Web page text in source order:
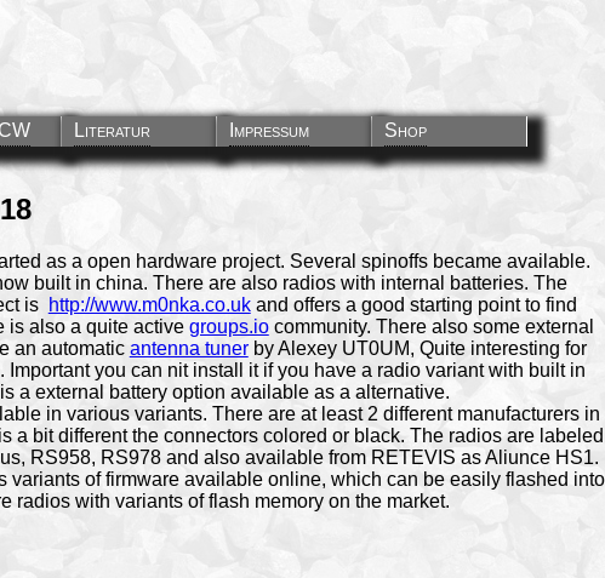
Literatur Impressum Shop
as a open hardware project. Several spinoffs became available.
built in china. There are also radios with internal batteries. The
is http://www.m0nka.co.uk and offers a good starting point to find
is also a quite active groups.iocommunity. There also some external
an automatic antenna tunerby Alexey UT0UM, Quite interesting for
Important you can nit install it if you have a radio variant with built in
a external battery option available as a alternative.
in various variants. There are at least 2 different manufacturers in
a bit different the connectors colored or black. The radios are labeled
RS958, RS978 and also available from RETEVIS as Aliunce HS1.
variants of firmware available online, which can be easily flashed into
radios with variants of flash memory on the market.